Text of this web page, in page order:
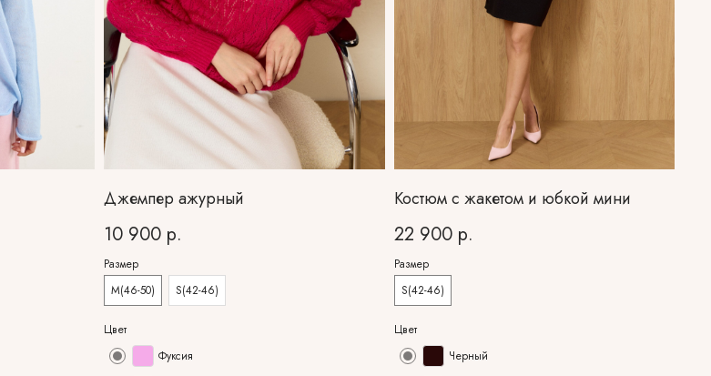
Джемпер ажурный
10 900 р.
Размер
M(46-50)
S(42-46)
Цвет
Фуксия
Костюм с жакетом и юбкой мини
22 900 р.
Размер
S(42-46)
Цвет
Черный